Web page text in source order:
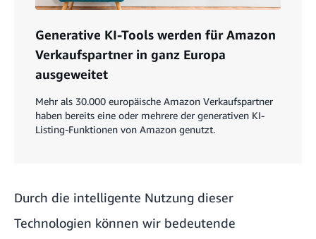
Generative KI-Tools werden für Amazon
Verkaufspartner in ganz Europa
ausgeweitet
Mehr als 30.000 europäische Amazon Verkaufspartner
haben bereits eine oder mehrere der generativen KI-
Listing-Funktionen von Amazon genutzt.
Durch die intelligente Nutzung dieser
Technologien können wir bedeutende